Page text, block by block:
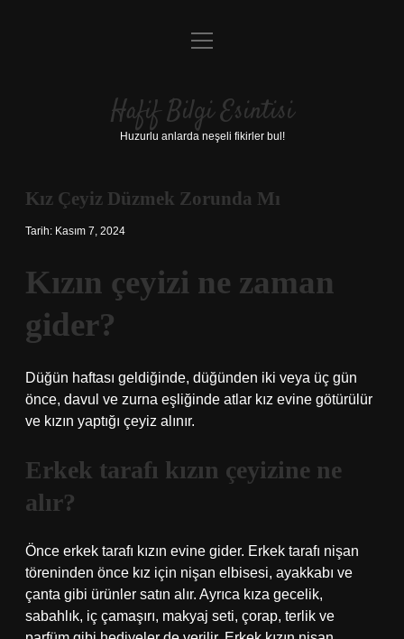
Anasayfa
Yasal Uyarı
menüyü
Hafif Bilgi Esintisi
Huzurlu anlarda neşeli fikirler bul!
Kız Çeyiz Düzmek Zorunda Mı
Tarih: Kasım 7, 2024
Kızın çeyizi ne zaman
gider?
Düğün haftası geldiğinde, düğünden iki veya üç gün
önce, davul ve zurna eşliğinde atlar kız evine götürülür
ve kızın yaptığı çeyiz alınır.
Erkek tarafı kızın çeyizine ne
alır?
Önce erkek tarafı kızın evine gider. Erkek tarafı nişan
töreninden önce kız için nişan elbisesi, ayakkabı ve
çanta gibi ürünler satın alır. Ayrıca kıza gecelik,
sabahlık, iç çamaşırı, makyaj seti, çorap, terlik ve